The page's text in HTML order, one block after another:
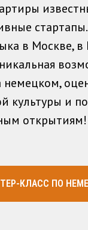
стартапы.
в Москве,
немецком,
культуры и
открытиям!
КЛАСС ПО